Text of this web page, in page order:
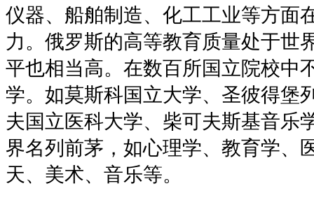
仪器、船舶制造、化工工业等方面
力。俄罗斯的高等教育质量处于世
平也相当高。在数百所国立院校中
学。如莫斯科国立大学、圣彼得堡
夫国立医科大学、柴可夫斯基音乐
界名列前茅，如心理学、教育学、
天、美术、音乐等。